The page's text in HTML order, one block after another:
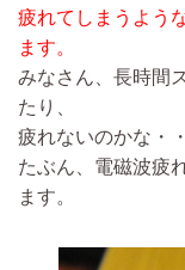
疲れてしまうよう
ます。
みなさん、長時間
たり、
疲れないのかな・
たぶん、電磁波疲
ます。